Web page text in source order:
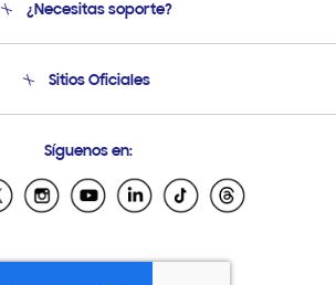
Soporte
Condiciones de Compra
¿Necesitas soporte?
Soporte vía eMail
Sitios Oficiales
Samsung Ecuador
Samsung El Salvador
Samsung Honduras
Síguenos en: